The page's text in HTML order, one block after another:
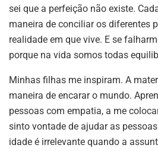
sei que a perfeição não existe.
maneira de conciliar os diferentes
realidade em que vive. E se
porque na vida somos todas
Minhas filhas me inspiram. A
maneira de encarar o mundo.
pessoas com empatia, a me
sinto vontade de ajudar as
idade é irrelevante quando a